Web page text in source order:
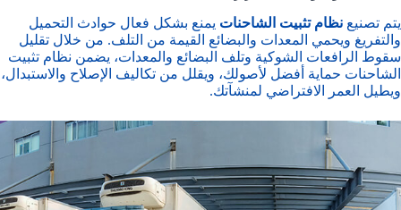
يتم تصنيع نظام تثبيت الشاحنات يمنع بشكل فعال حوادث التحميل
والتفريغ ويحمي المعدات والبضائع القيمة من التلف. من خلال تقليل
سقوط الرافعات الشوكية وتلف البضائع والمعدات، يضمن نظام تثبيت
الشاحنات حماية أفضل لأصولك، ويقلل من تكاليف الإصلاح والاستبدال،
ويطيل العمر الافتراضي لمنشآتك.